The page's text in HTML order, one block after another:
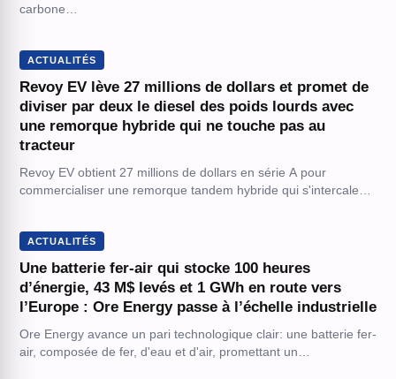
carbone…
ACTUALITÉS
Revoy EV lève 27 millions de dollars et promet de
diviser par deux le diesel des poids lourds avec
une remorque hybride qui ne touche pas au
tracteur
Revoy EV obtient 27 millions de dollars en série A pour
commercialiser une remorque tandem hybride qui s'intercale…
ACTUALITÉS
Une batterie fer-air qui stocke 100 heures
d’énergie, 43 M$ levés et 1 GWh en route vers
l’Europe : Ore Energy passe à l’échelle industrielle
Ore Energy avance un pari technologique clair: une batterie fer-
air, composée de fer, d'eau et d'air, promettant un…